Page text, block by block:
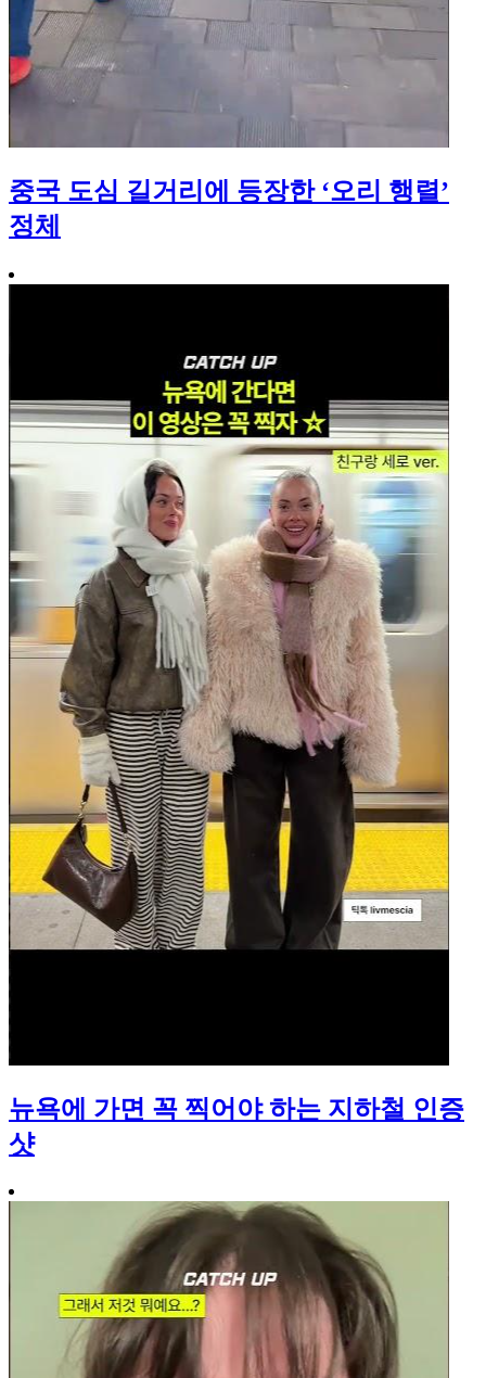
중국 도심 길거리에 등장한 ‘오리 행렬’
정체
뉴욕에 가면 꼭 찍어야 하는 지하철 인증
샷